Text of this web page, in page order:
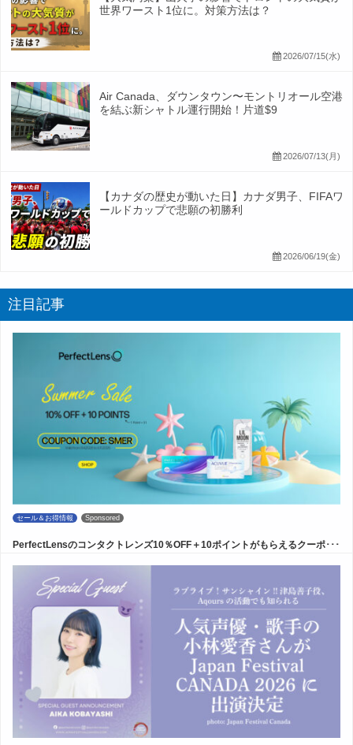
世界ワースト1位に。対策方法は？
2026/07/15(水)
Air Canada、ダウンタウン〜モントリオール空港
を結ぶ新シャトル運行開始！片道$9
2026/07/13(月)
【カナダの歴史が動いた日】カナダ男子、FIFAワ
ールドカップで悲願の初勝利
2026/06/19(金)
注目記事
セール＆お得情報 Sponsored
PerfectLensのコンタクトレンズ10％OFF＋10ポイントがもらえるクーポ･･･